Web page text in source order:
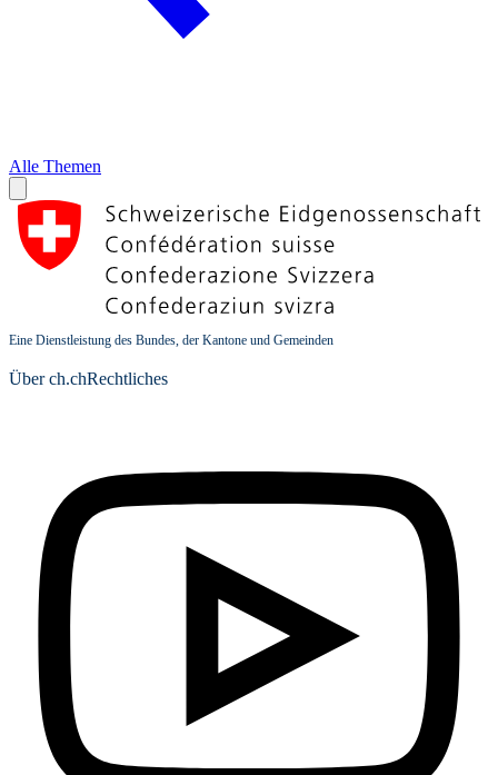
Alle Themen
Eine Dienstleistung des Bundes, der Kantone und Gemeinden
Über ch.chRechtliches